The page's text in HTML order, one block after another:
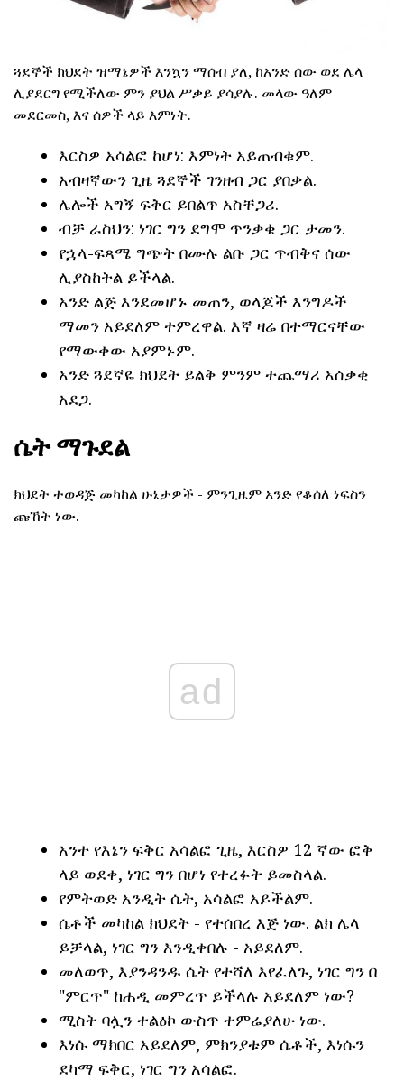
ጓደኞች ክህደት ዝማኔዎች እንኳን ማሰብ ያለ, ከአንድ ሰው ወደ ሌላ
ሊያደርግ የሚችለው ምን ያህል ሥቃይ ያሳያሉ. መላው ዓለም
መደርመስ, እና ሰዎች ላይ እምነት.
እርስዎ አሳልፎ ከሆነ: እምነት አይጠብቁም.
አብዛኛውን ጊዜ ጓደኞች ገንዘብ ጋር ያበቃል.
ሌሎች አግኝ ፍቅር ይበልጥ አስቸጋሪ.
ብቻ ራስህን: ነገር ግን ደግሞ ጥንቃቄ ጋር ታመን.
የኋላ-ፍጻሜ ግጭት በሙሉ ልቡ ጋር ጥብቅና ሰው
ሊያስከትል ይችላል.
አንድ ልጅ እንደመሆኑ መጠን, ወላጆች እንግዶች
ማመን አይደለም ተምረዋል. እኛ ዛሬ በተማርናቸው
የማውቀው አያምኑም.
አንድ ጓደኛዬ ክህደት ይልቅ ምንም ተጨማሪ አሰቃቂ
አደጋ.
ሴት ማጉደል
ክህደት ተወዳጅ መካከል ሁኔታዎች - ምንጊዜም አንድ የቆሰለ ነፍስን
ጩኸት ነው.
ad
አንተ የእኔን ፍቅር አሳልፎ ጊዜ, እርስዎ 12 ኛው ፎቅ
ላይ ወደቀ, ነገር ግን በሆነ የተረፉት ይመስላል.
የምትወድ አንዲት ሴት, አሳልፎ አይችልም.
ሴቶች መካከል ክህደት - የተሰበረ እጅ ነው. ልክ ሌላ
ይቻላል, ነገር ግን እንዲቀበሉ - አይደለም.
መለወጥ, እያንዳንዱ ሴት የተሻለ እየፈለጉ, ነገር ግን በ
"ምርጥ" ከሐዲ መምረጥ ይችላሉ አይደለም ነው?
ሚስት ባሏን ተልዕኮ ውስጥ ተምሬያለሁ ነው.
እነሱ ማክበር አይደለም, ምክንያቱም ሴቶች, እነሱን
ደካማ ፍቅር, ነገር ግን አሳልፎ.